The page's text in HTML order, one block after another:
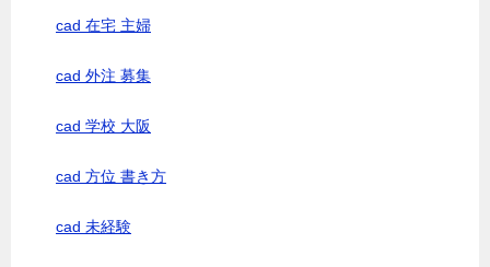
cad 在宅 主婦
cad 外注 募集
cad 学校 大阪
cad 方位 書き方
cad 未経験